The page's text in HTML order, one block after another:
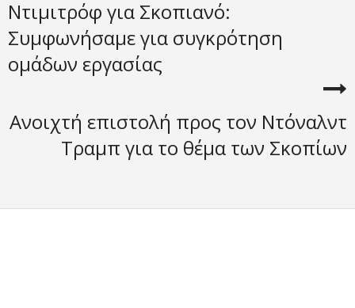
Ντιμιτρόφ για Σκοπιανό:
Συμφωνήσαμε για συγκρότηση
ομάδων εργασίας
Ανοιχτή επιστολή προς τον Ντόναλντ
Τραμπ για το θέμα των Σκοπίων